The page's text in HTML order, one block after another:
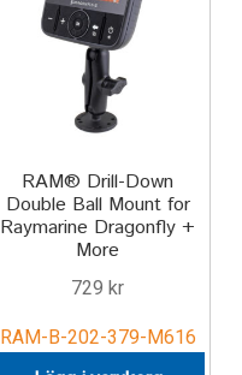
RAM® Drill-Down
Double Ball Mount for
Raymarine Dragonfly +
More
729 kr
RAM-B-202-379-M616